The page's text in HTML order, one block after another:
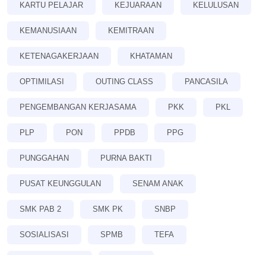
KARTU PELAJAR KEJUARAAN KELULUSAN
KEMANUSIAAN KEMITRAAN
KETENAGAKERJAAN KHATAMAN
OPTIMILASI OUTING CLASS PANCASILA
PENGEMBANGAN KERJASAMA PKK PKL
PLP PON PPDB PPG
PUNGGAHAN PURNA BAKTI
PUSAT KEUNGGULAN SENAM ANAK
SMK PAB 2 SMK PK SNBP
SOSIALISASI SPMB TEFA